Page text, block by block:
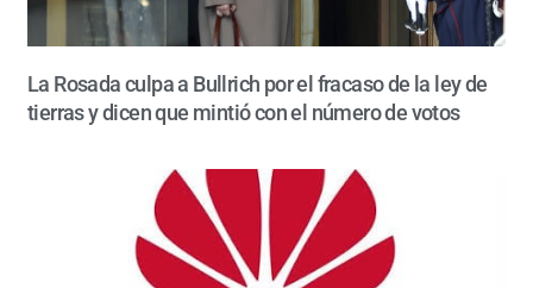
La Rosada culpa a Bullrich por el fracaso de la ley de
tierras y dicen que mintió con el número de votos